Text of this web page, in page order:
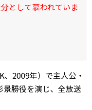
として慕われていま
、2009年）で主人公・
景勝役を演じ、全放送